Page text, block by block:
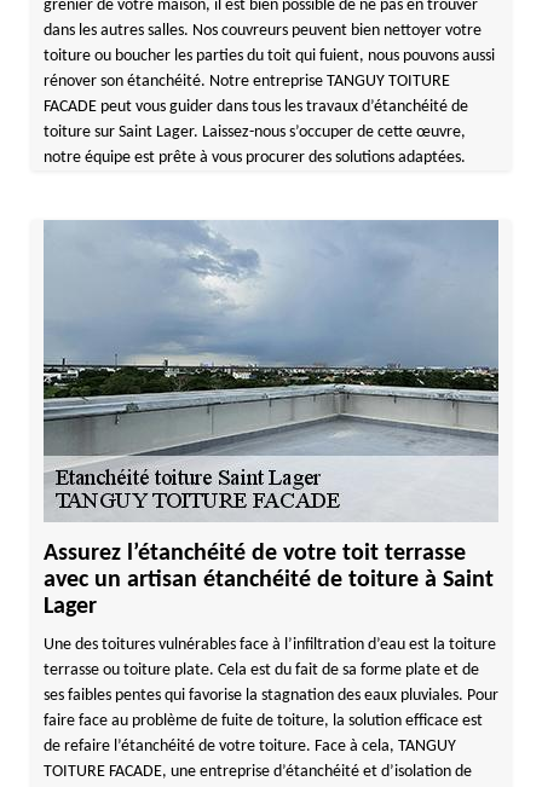
grenier de votre maison, il est bien possible de ne pas en trouver
dans les autres salles. Nos couvreurs peuvent bien nettoyer votre
toiture ou boucher les parties du toit qui fuient, nous pouvons aussi
rénover son étanchéité. Notre entreprise TANGUY TOITURE
FACADE peut vous guider dans tous les travaux d’étanchéité de
toiture sur Saint Lager. Laissez-nous s’occuper de cette œuvre,
notre équipe est prête à vous procurer des solutions adaptées.
Assurez l’étanchéité de votre toit terrasse
avec un artisan étanchéité de toiture à Saint
Lager
Une des toitures vulnérables face à l’infiltration d’eau est la toiture
terrasse ou toiture plate. Cela est du fait de sa forme plate et de
ses faibles pentes qui favorise la stagnation des eaux pluviales. Pour
faire face au problème de fuite de toiture, la solution efficace est
de refaire l’étanchéité de votre toiture. Face à cela, TANGUY
TOITURE FACADE, une entreprise d’étanchéité et d’isolation de